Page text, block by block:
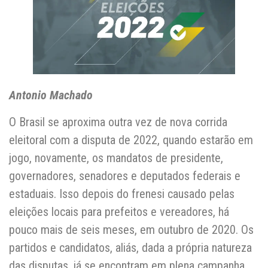
Antonio Machado
O Brasil se aproxima outra vez de nova corrida
eleitoral com a disputa de 2022, quando estarão em
jogo, novamente, os mandatos de presidente,
governadores, senadores e deputados federais e
estaduais. Isso depois do frenesi causado pelas
eleições locais para prefeitos e vereadores, há
pouco mais de seis meses, em outubro de 2020. Os
partidos e candidatos, aliás, dada a própria natureza